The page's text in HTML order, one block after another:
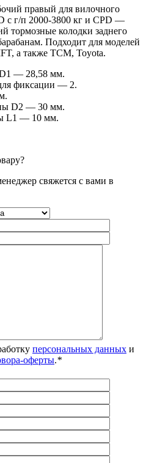
правый для вилочного
с г/п 2000-3800 кг и CPD —
тормозные колодки заднего
Подходит для моделей
а также TCM, Toyota.
— 28,58 мм.
фиксации — 2.
D2 — 30 мм.
L1 — 10 мм.
свяжется с вами в
персональных данных и
оферты.*